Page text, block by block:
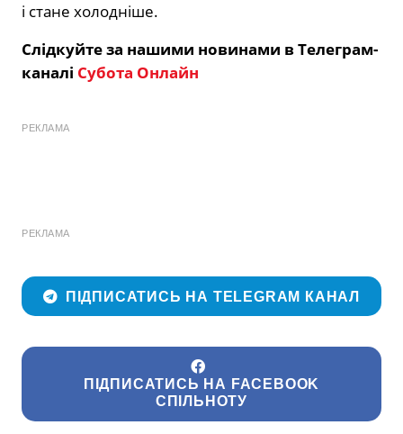
і стане холодніше.
Слідкуйте за нашими новинами в Телеграм-
каналі Субота Онлайн
РЕКЛАМА
РЕКЛАМА
ПІДПИСАТИСЬ НА TELEGRAM КАНАЛ
ПІДПИСАТИСЬ НА FACEBOOK
СПІЛЬНОТУ